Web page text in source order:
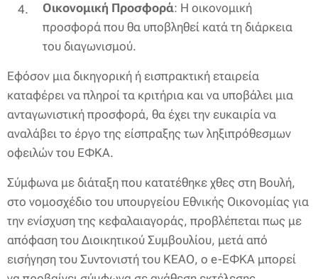
Οικονομική Προσφορά: Η οικονομική
προσφορά που θα υποβληθεί κατά τη διάρκεια
του διαγωνισμού.
Εφόσον μια δικηγορική ή εισπρακτική εταιρεία
καταφέρει να πληροί τα κριτήρια και να υποβάλει μια
ανταγωνιστική προσφορά, θα έχει την ευκαιρία να
αναλάβει το έργο της είσπραξης των ληξιπρόθεσμων
οφειλών του ΕΦΚΑ.
Σύμφωνα με διάταξη που κατατέθηκε χθες στη Βουλή,
στο νομοσχέδιο του υπουργείου Εθνικής Οικονομίας για
την ενίσχυση της κεφαλαιαγοράς, προβλέπεται πως με
απόφαση του Διοικητικού Συμβουλίου, μετά από
εισήγηση του Συντονιστή του ΚΕΑΟ, ο e-ΕΦΚΑ μπορεί